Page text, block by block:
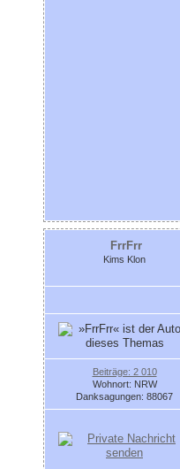
FrrFrr
Kims Klon
Beiträge: 2 010
Wohnort: NRW
Danksagungen: 88067